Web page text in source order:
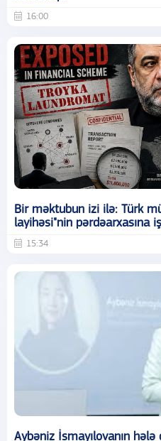
16:00
Bir məktubun izi ilə: Türk
layihəsi"nin pərdəarxasına
15:34
Aybəniz İsmayılovanın hələ